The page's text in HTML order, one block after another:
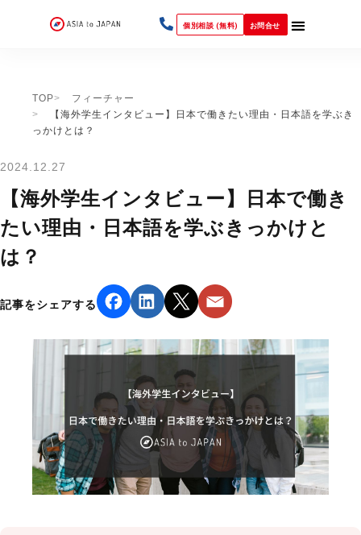
個別相談 (無料) お問合せ
TOP
フィーチャー
【海外学生インタビュー】日本で働きたい理由・日本語を学ぶき
っかけとは？
2024.12.27
【海外学生インタビュー】日本で働き
たい理由・日本語を学ぶきっかけと
は？
記事をシェアする